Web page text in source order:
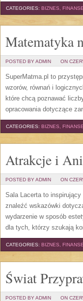
CATEGORIES: BIZNES,
Matematyka
POSTED BY ADMIN ON
SuperMatma.pl to
wzorów, równań i
które chcą poznawać
opracowania dotyczące
CATEGORIES: BIZNES,
Atrakcje i
POSTED BY ADMIN ON
Sala Lacerta to
znaleźć wskazówki
wydarzenie w sposób
dla tych, którzy szukają
CATEGORIES: BIZNES,
Świat
POSTED BY ADMIN ON